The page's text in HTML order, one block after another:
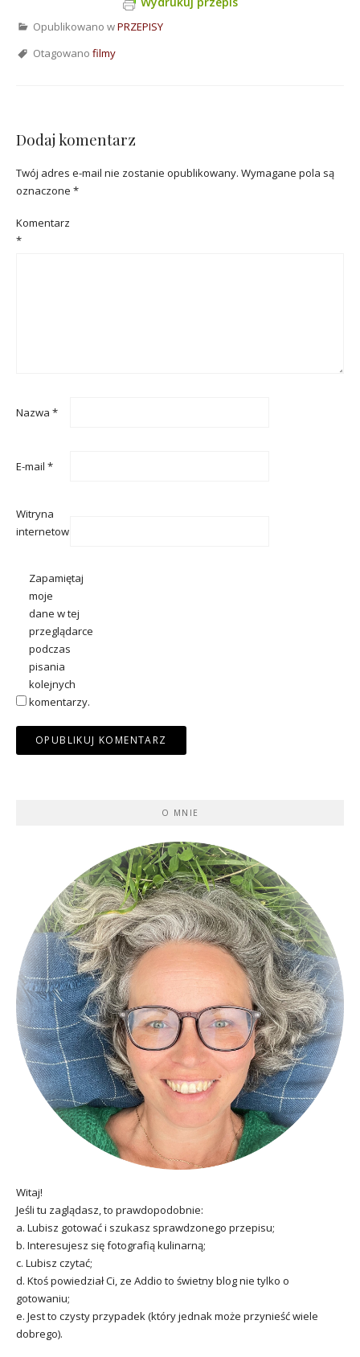
Opublikowano wPRZEPISY
Otagowano filmy
Dodaj komentarz
Twój adres e-mail nie zostanie opublikowany. Wymagane pola są
oznaczone *
Komentarz
*
Nazwa *
E-mail *
Witryna
internetowa
Zapamiętaj
moje
dane w tej
przeglądarce
podczas
pisania
kolejnych
komentarzy.
O MNIE
Witaj!
Jeśli tu zaglądasz, to prawdopodobnie:
a. Lubisz gotować i szukasz sprawdzonego przepisu;
b. Interesujesz się fotografią kulinarną;
c. Lubisz czytać;
d. Ktoś powiedział Ci, ze Addio to świetny blog nie tylko o
gotowaniu;
e. Jest to czysty przypadek (który jednak może przynieść wiele
dobrego).